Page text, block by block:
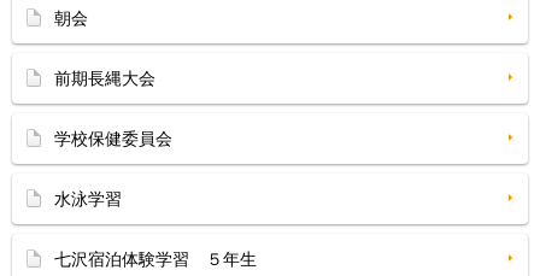
朝会
前期長縄大会
学校保健委員会
水泳学習
七沢宿泊体験学習 ５年生